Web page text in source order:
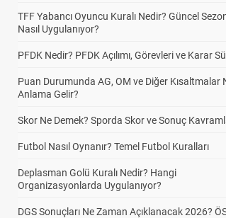
TFF Yabancı Oyuncu Kuralı Nedir? Güncel
Nasıl Uygulanıyor?
PFDK Nedir? PFDK Açılımı, Görevleri ve Karar
Puan Durumunda AG, OM ve Diğer Kısaltmalar
Anlama Gelir?
Skor Ne Demek? Sporda Skor ve Sonuç
Futbol Nasıl Oynanır? Temel Futbol Kuralları
Deplasman Golü Kuralı Nedir? Hangi
Organizasyonlarda Uygulanıyor?
DGS Sonuçları Ne Zaman Açıklanacak 2026?